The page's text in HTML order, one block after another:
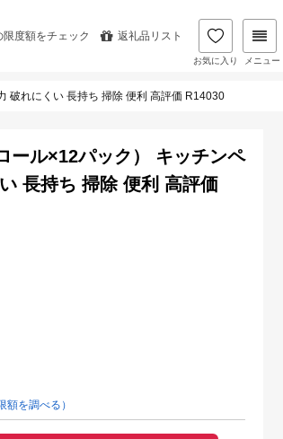
限度額をチェック 返礼品リスト
お気に入り メニュー
破れにくい 長持ち 掃除 便利 高評価 R14030
ール×12パック） キッチンペ
長持ち 掃除 便利 高評価
額を調べる）